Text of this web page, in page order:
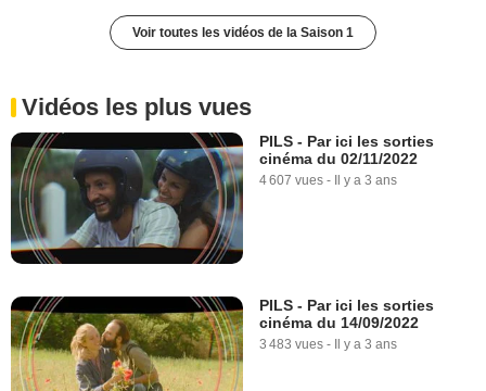
Voir toutes les vidéos de la Saison 1
Vidéos les plus vues
PILS - Par ici les sorties
cinéma du 02/11/2022
4 607 vues - Il y a 3 ans
PILS - Par ici les sorties
cinéma du 14/09/2022
3 483 vues - Il y a 3 ans